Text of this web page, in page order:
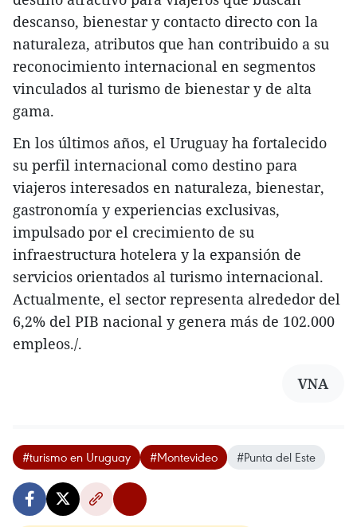
descanso, bienestar y contacto directo con la
naturaleza, atributos que han contribuido a su
reconocimiento internacional en segmentos
vinculados al turismo de bienestar y de alta
gama.
En los últimos años, el Uruguay ha fortalecido
su perfil internacional como destino para
viajeros interesados en naturaleza, bienestar,
gastronomía y experiencias exclusivas,
impulsado por el crecimiento de su
infraestructura hotelera y la expansión de
servicios orientados al turismo internacional.
Actualmente, el sector representa alrededor del
6,2% del PIB nacional y genera más de 102.000
empleos./.
VNA
#turismo en Uruguay #Montevideo #Punta del Este